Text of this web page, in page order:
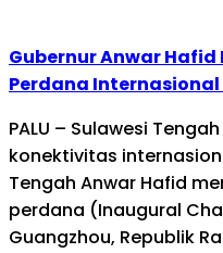
Gubernur Anwar
Perdana
PALU – Sulawesi
konektivitas
Tengah Anwar Hafid
perdana (Inaugural
Guangzhou, Republik